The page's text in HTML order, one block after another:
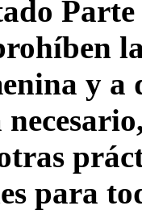
y a
para